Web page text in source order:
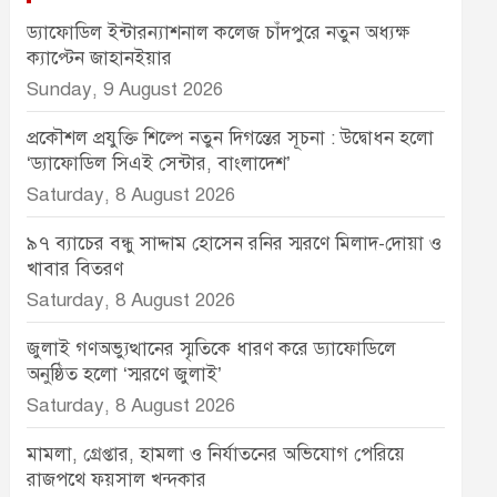
ড্যাফোডিল ইন্টারন্যাশনাল কলেজ চাঁদপুরে নতুন অধ্যক্ষ
ক্যাপ্টেন জাহানইয়ার
Sunday, 9 August 2026
প্রকৌশল প্রযুক্তি শিল্পে নতুন দিগন্তের সূচনা : উদ্বোধন হলো
‘ড্যাফোডিল সিএই সেন্টার, বাংলাদেশ’
Saturday, 8 August 2026
৯৭ ব্যাচের বন্ধু সাদ্দাম হোসেন রনির স্মরণে মিলাদ-দোয়া ও
খাবার বিতরণ
Saturday, 8 August 2026
জুলাই গণঅভ্যুত্থানের স্মৃতিকে ধারণ করে ড্যাফোডিলে
অনুষ্ঠিত হলো ‘স্মরণে জুলাই’
Saturday, 8 August 2026
মামলা, গ্রেপ্তার, হামলা ও নির্যাতনের অভিযোগ পেরিয়ে
রাজপথে ফয়সাল খন্দকার